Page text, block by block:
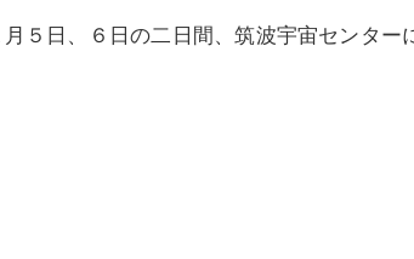
５日、６日の二日間、筑波宇宙センター